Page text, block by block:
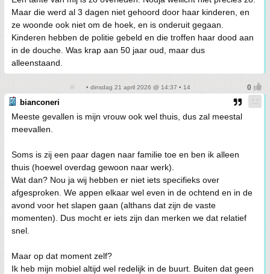
Maar die werd al 3 dagen niet gehoord door haar kinderen, en
ze woonde ook niet om de hoek, en is onderuit gegaan.
Kinderen hebben de politie gebeld en die troffen haar dood aan
in de douche. Was krap aan 50 jaar oud, maar dus
alleenstaand.
• dinsdag 21 april 2026 @ 14:37 • 14
bianconeri
Meeste gevallen is mijn vrouw ook wel thuis, dus zal meestal
meevallen.
Soms is zij een paar dagen naar familie toe en ben ik alleen
thuis (hoewel overdag gewoon naar werk).
Wat dan? Nou ja wij hebben er niet iets specifieks over
afgesproken. We appen elkaar wel even in de ochtend en in de
avond voor het slapen gaan (althans dat zijn de vaste
momenten). Dus mocht er iets zijn dan merken we dat relatief
snel.
Maar op dat moment zelf?
Ik heb mijn mobiel altijd wel redelijk in de buurt. Buiten dat geen